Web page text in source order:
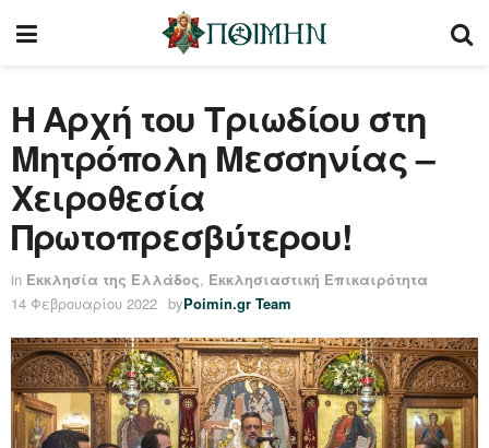
Η Αρχή του Τριωδίου στη
Μητρόπολη Μεσσηνίας –
Χειροθεσία
Πρωτοπρεσβύτερου!
in Εκκλησία της Ελλάδος, Εκκλησιαστική Επικαιρότητα
14 Φεβρουαρίου 2022 byPoimin.gr Team